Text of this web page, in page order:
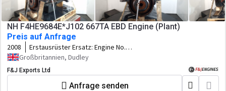
NH F4HE9684E*J102 667TA EBD Engine (Plant)
Preis auf Anfrage
2008 Erstausrüster Ersatz: Engine No.
0515844 Customer Code. 87383973
Großbritannien, Dudley
F&J Exports Ltd
Anfrage senden